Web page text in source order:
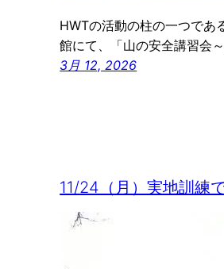
HWTの活動の柱の一つであ
館にて、「山の安全講習会
3月 12, 2026
11/24（月）実地訓練